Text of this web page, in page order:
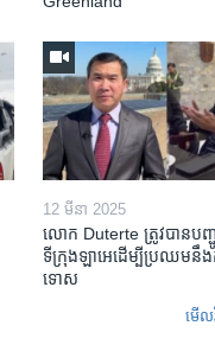
12 មីនា 2025
លោក Duterte ត្រូវ​បាន​បញ្
ទីក្រុងឡាអេ​ដើម្បី​ប្រឈម​នឹង​
ទោស
មើល​